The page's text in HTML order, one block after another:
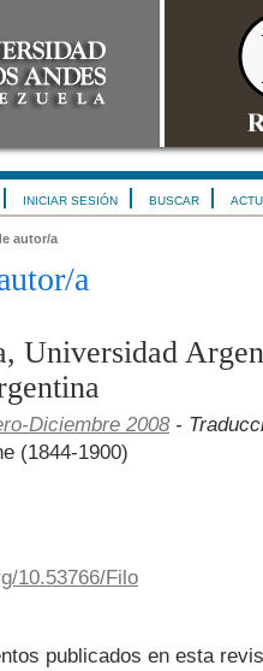
INICIAR SESIÓN BUSCAR
autor/a
a
Universidad
Diciembre 2008-
(1844-1900)
10.53766/Filo
publicados en esta